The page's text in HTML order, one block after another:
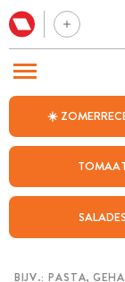
☀️
SALADES
BEZOEK ONZE ANDERE
WEEKMENU
CHAT MET MAIA